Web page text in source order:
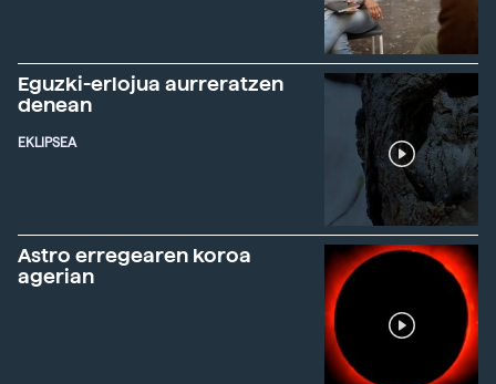
Eguzki-erlojua aurreratzen
denean
EKLIPSEA
Astro erregearen koroa
agerian